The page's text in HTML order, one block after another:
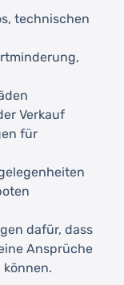
technischen
Verkauf
für
dafür, dass
Ansprüche